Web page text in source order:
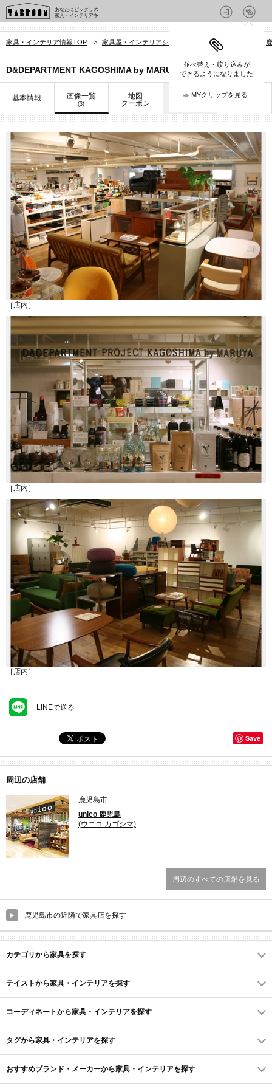
あなたにピッタリの
家具・インテリアを
並べ替え・絞り込みが
できるようになりました
MYクリップを見る
家具・インテリア情報TOP > 家具屋・インテリアショップを探す >
D&DEPARTMENT KAGOSHIMA by MARUYA
基本情報 画像一覧
(3)
地図
クーポン
お知らせ 口コミ
［店内］
［店内］
［店内］
LINEで送る
Save
周辺の店舗
鹿児島市
unico 鹿児島
(ウニコ カゴシマ)
周辺のすべての店舗を見る
鹿児島市の近隣で家具店を探す
カテゴリから家具を探す
テイストから家具・インテリアを探す
コーディネートから家具・インテリアを探す
タグから家具・インテリアを探す
おすすめブランド・メーカーから家具・インテリアを探す